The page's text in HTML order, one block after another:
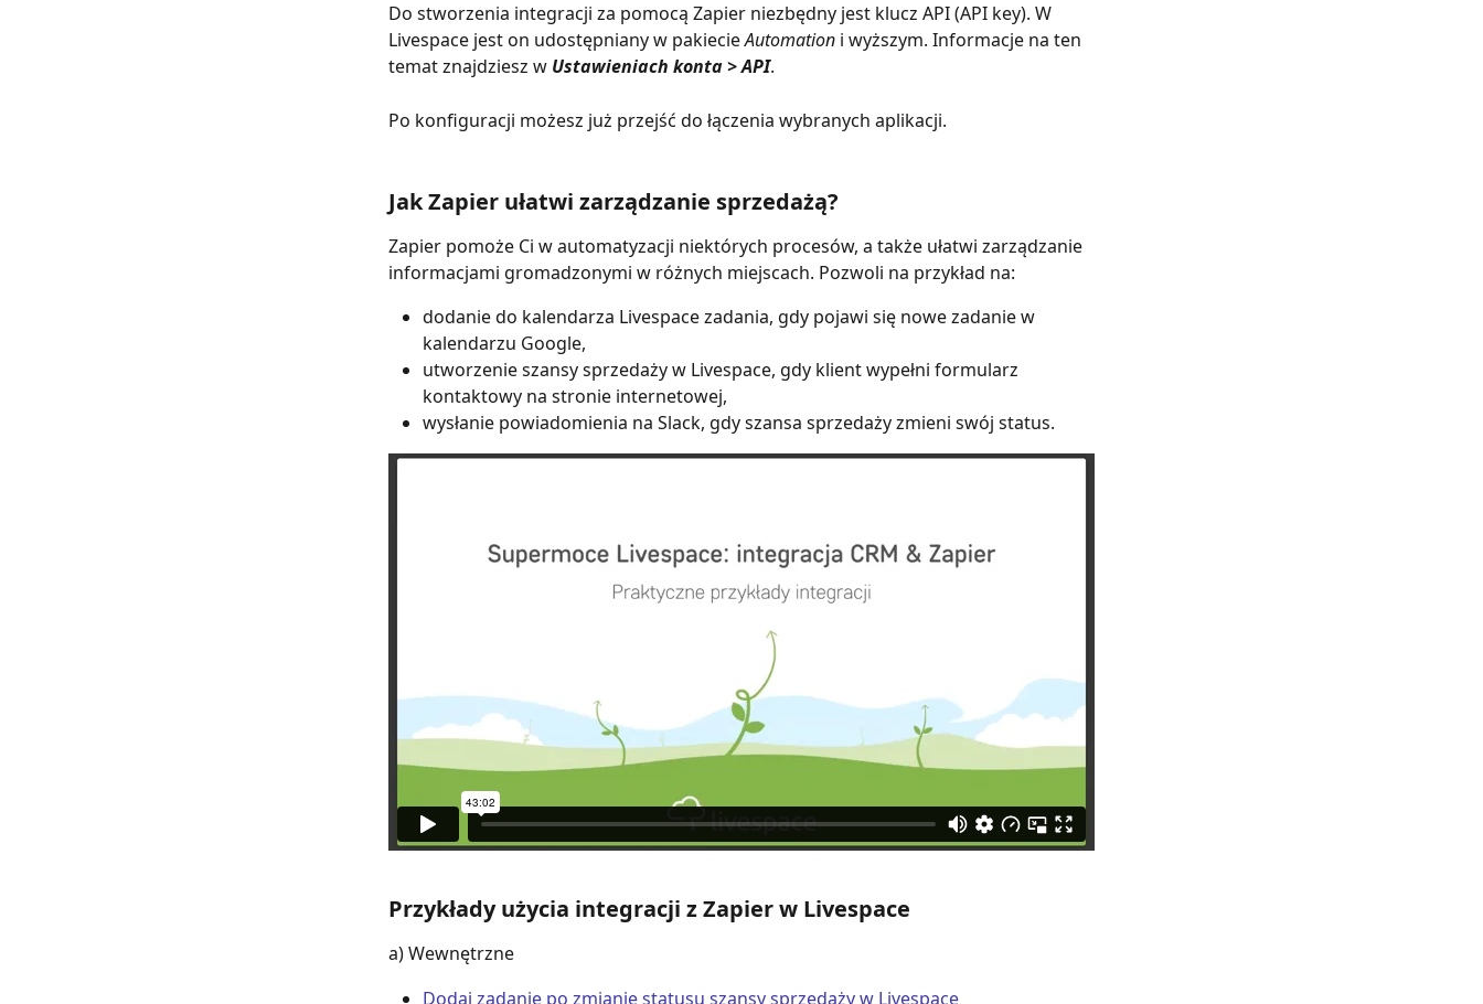
Do stworzenia integracji za pomocą Zapier niezbędny jest klucz API (API key). W
Livespace jest on udostępniany w pakiecie Automation i wyższym. Informacje na ten
temat znajdziesz w Ustawieniach konta > API.
Po konfiguracji możesz już przejść do łączenia wybranych aplikacji.
Jak Zapier ułatwi zarządzanie sprzedażą?
Zapier pomoże Ci w automatyzacji niektórych procesów, a także ułatwi zarządzanie
informacjami gromadzonymi w różnych miejscach. Pozwoli na przykład na:
dodanie do kalendarza Livespace zadania, gdy pojawi się nowe zadanie w
kalendarzu Google,
utworzenie szansy sprzedaży w Livespace, gdy klient wypełni formularz
kontaktowy na stronie internetowej,
wysłanie powiadomienia na Slack, gdy szansa sprzedaży zmieni swój status.
Przykłady użycia integracji z Zapier w Livespace
a) Wewnętrzne
Dodaj zadanie po zmianie statusu szansy sprzedaży w Livespace